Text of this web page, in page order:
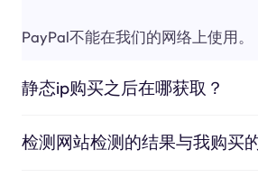
PayPal不能在我们的网络上使用。
静态ip购买之后在哪获取？
检测网站检测的结果与我购买